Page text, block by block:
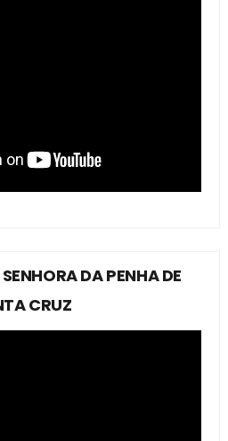
DA PENHA DE
CRUZ